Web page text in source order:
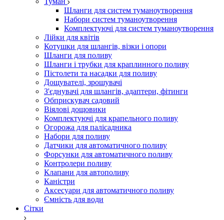
Шланги для систем туманоутворення
Набори систем туманоутворення
Комплектуючі для систем туманоутворення
Лійки для квітів
Котушки для шлангів, візки і опори
Шланги для поливу
Шланги і трубки для краплинного поливу
Пістолети та насадки для поливу
Дощувателі, зрошувачі
З'єднувачі для шлангів, адаптери, фітинги
Обприскувач садовий
Віялові дощовики
Комплектуючі для крапельного поливу
Огорожа для палісадника
Набори для поливу
Датчики для автоматичного поливу
Форсунки для автоматичного поливу
Контролери поливу
Клапани для автополиву
Каністри
Аксесуари для автоматичного поливу
Ємність для води
Сітки